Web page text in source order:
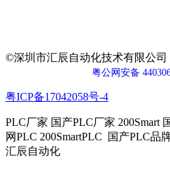
©深圳市汇辰自动化技术有限公司
粤公网安备
粤ICP备17042058号-4
PLC厂家 国产PLC厂家 200Smart
网PLC 200SmartPLC 国产PLC
汇辰自动化